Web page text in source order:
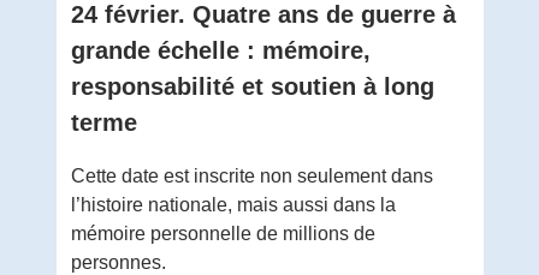
24 février. Quatre ans de guerre à
grande échelle : mémoire,
responsabilité et soutien à long
terme
Cette date est inscrite non seulement dans
l’histoire nationale, mais aussi dans la
mémoire personnelle de millions de
personnes.